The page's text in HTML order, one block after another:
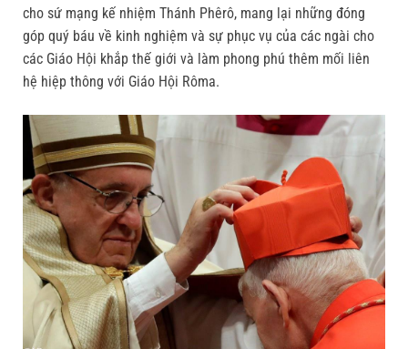
cho sứ mạng kế nhiệm Thánh Phêrô, mang lại những đóng
góp quý báu về kinh nghiệm và sự phục vụ của các ngài cho
các Giáo Hội khắp thế giới và làm phong phú thêm mối liên
hệ hiệp thông với Giáo Hội Rôma.